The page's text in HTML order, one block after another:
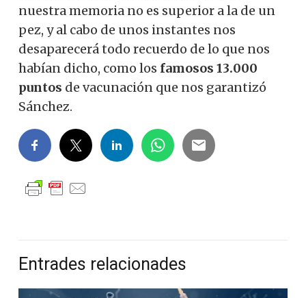
nuestra memoria no es superior a la de un
pez, y al cabo de unos instantes nos
desaparecerá todo recuerdo de lo que nos
habían dicho, como los famosos 13.000
puntos de vacunación que nos garantizó
Sánchez.
Entrades relacionades